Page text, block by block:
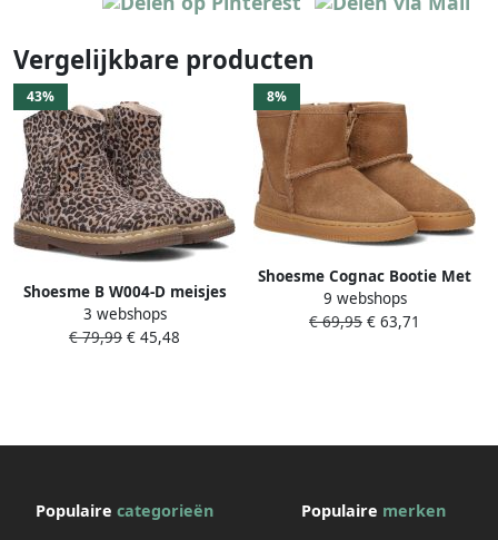
Vergelijkbare producten
43%
Shoesme B W004-D meisjes
enkellaarzen beige
3 webshops
€ 79,99 € 45,48
8%
Shoesme Cognac Bootie Met
Fluffy Voering Laarzen
Kinderen Unisex Cognac
9 webshops
€ 69,95 € 63,71
Populaire categorieën Populaire merken